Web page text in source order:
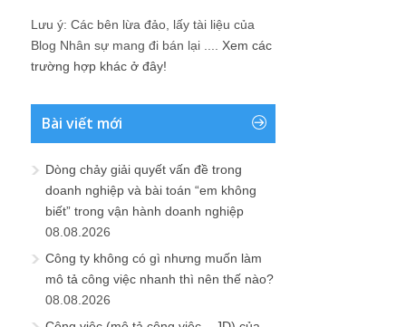
Lưu ý: Các bên lừa đảo, lấy tài liệu của
Blog Nhân sự mang đi bán lại .... Xem các
trường hợp khác ở đây!
Bài viết mới
Dòng chảy giải quyết vấn đề trong
doanh nghiệp và bài toán “em không
biết” trong vận hành doanh nghiệp
08.08.2026
Công ty không có gì nhưng muốn làm
mô tả công việc nhanh thì nên thế nào?
08.08.2026